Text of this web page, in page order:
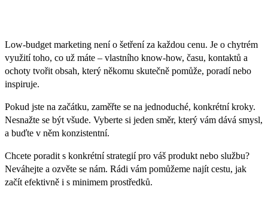
Low-budget marketing není o šetření za každou cenu. Je o chytrém
využití toho, co už máte – vlastního know-how, času, kontaktů a
ochoty tvořit obsah, který někomu skutečně pomůže, poradí nebo
inspiruje.
Pokud jste na začátku, zaměřte se na jednoduché, konkrétní kroky.
Nesnažte se být všude. Vyberte si jeden směr, který vám dává smysl,
a buďte v něm konzistentní.
Chcete poradit s konkrétní strategií pro váš produkt nebo službu?
Neváhejte a ozvěte se nám. Rádi vám pomůžeme najít cestu, jak
začít efektivně i s minimem prostředků.